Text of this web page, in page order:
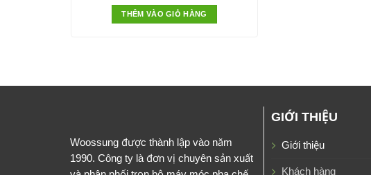
THÊM VÀO GIỎ HÀNG
Woossung được thành lập vào năm
1990. Công ty là đơn vị chuyên sản xuất
GIỚI THIỆU
Giới thiệu
Khách hàng